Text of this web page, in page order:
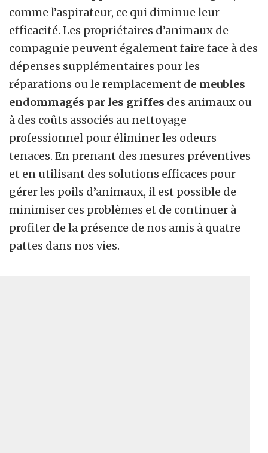
comme l’aspirateur, ce qui diminue leur
efficacité. Les propriétaires d’animaux de
compagnie peuvent également faire face à des
dépenses supplémentaires pour les
réparations ou le remplacement de meubles
endommagés par les griffes des animaux ou
à des coûts associés au nettoyage
professionnel pour éliminer les odeurs
tenaces. En prenant des mesures préventives
et en utilisant des solutions efficaces pour
gérer les poils d’animaux, il est possible de
minimiser ces problèmes et de continuer à
profiter de la présence de nos amis à quatre
pattes dans nos vies.